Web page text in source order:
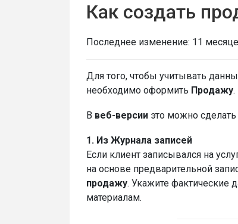
Как создать
Последнее изменение: 11
Для того, чтобы учитывать
необходимо оформить Продажу.
В веб-версии это можно
1. Из Журнала записей
Если клиент записывался на
на основе предварительной
продажу. Укажите фактические
материалам.